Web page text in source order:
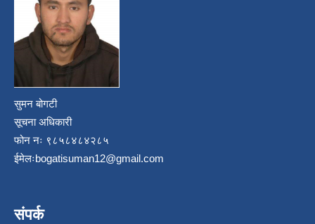
सुमन बोगटी
सूचना अधिकारी
फोन नः ९८५८४८४२८५
ईमेलःbogatisuman12@gmail.com
संपर्क